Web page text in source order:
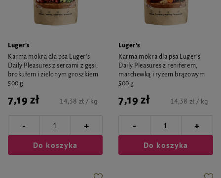
Luger's
Karma mokra dla psa Luger's
Daily Pleasures z sercami z gęsi,
brokułem i zielonym groszkiem
500 g
7,19 zł 14,38 zł / kg
- +
Do koszyka
Luger's
Karma mokra dla psa Luger's
Daily Pleasures z reniferem,
marchewką i ryżem brązowym
500 g
7,19 zł 14,38 zł / kg
- +
Do koszyka